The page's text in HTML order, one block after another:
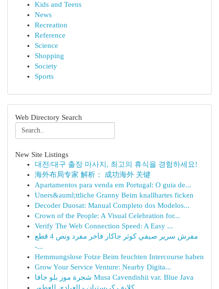
Kids and Teens
News
Recreation
Reference
Science
Shopping
Society
Sports
Web Directory Search
New Site Listings
대전/대구 출장 마사지, 최고의 휴식을 경험하세요!
海外布局专家 解析： 成功海外 关键
Apartamentos para venda em Portugal: O guia de...
Uners&auml;ttliche Granny Beim knallhartes ficken
Decoder Duosat: Manual Completo dos Modelos...
Crown of the People: A Visual Celebration for...
Verify The Web Connection Speed: A Easy ...
مفرش سرير صيفي كوثر جاكار فاخر مفرد ونص 4 قطع
-...
Hemmungslose Fotze Beim feuchten Intercourse haben
Grow Your Service Venture: Nearby Digita...
شجرة موز بلو جافا Musa Cavendishii var. Blue Java